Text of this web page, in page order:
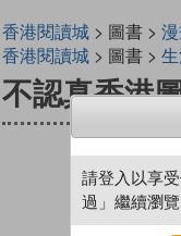
香港閱讀城> 圖書 >
香港閱讀城> 圖書 >
不認真香港
請登入以享
過」繼續瀏覽